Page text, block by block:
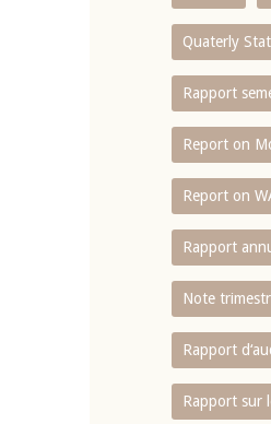
Quaterly
Rapport
Report on
Report on
Rapport
Note
Rapport
Rapport sur